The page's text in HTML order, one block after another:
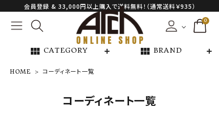
会員登録 & 33,000円以上購入で送料無料！（通常送料￥935）
0
view_module CATEGORY view_module BRAND
NEW ARRIVAL
HOME コーディネート一覧
コーディネート一覧